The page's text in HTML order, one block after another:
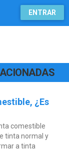
ENTRAR
¿Es
comestible
tinta normal y
a tinta